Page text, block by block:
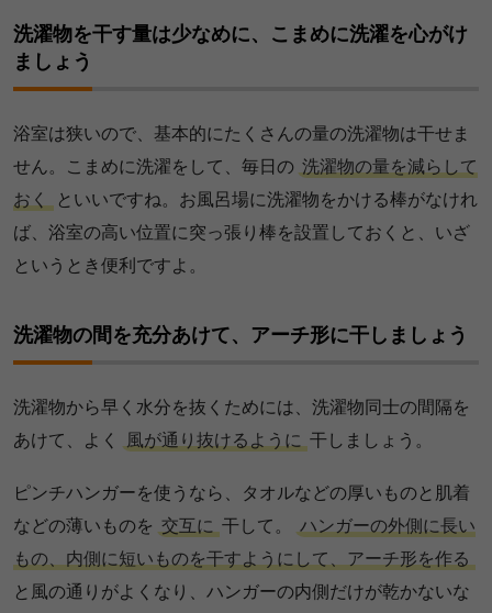
洗濯物を干す量は少なめに、こまめに洗濯を心がけ
ましょう
浴室は狭いので、基本的にたくさんの量の洗濯物は干せま
せん。こまめに洗濯をして、毎日の 洗濯物の量を減らして
おく
といいですね。お風呂場に洗濯物をかける棒がなけれ
ば、浴室の高い位置に突っ張り棒を設置しておくと、いざ
というとき便利ですよ。
洗濯物の間を充分あけて、アーチ形に干しましょう
洗濯物から早く水分を抜くためには、洗濯物同士の間隔を
あけて、よく
風が通り抜けるように 干しましょう。
ピンチハンガーを使うなら、タオルなどの厚いものと肌着
などの薄いものを 交互に 干して。
ハンガーの外側に長い
もの、内側に短いものを干すようにして、アーチ形を作る
と風の通りがよくなり、ハンガーの内側だけが乾かないな